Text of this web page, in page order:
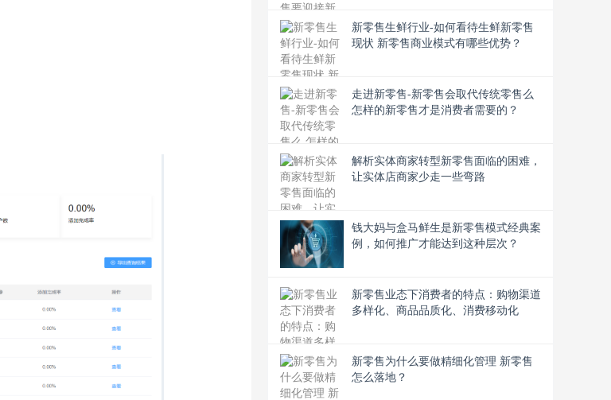
新零售生鲜行业-如何看待生鲜新零售
现状 新零售商业模式有哪些优势？
走进新零售-新零售会取代传统零售么
怎样的新零售才是消费者需要的？
解析实体商家转型新零售面临的困难，
让实体店商家少走一些弯路
钱大妈与盒马鲜生是新零售模式经典案
例，如何推广才能达到这种层次？
新零售业态下消费者的特点：购物渠道
多样化、商品品质化、消费移动化
新零售为什么要做精细化管理 新零售
怎么落地？